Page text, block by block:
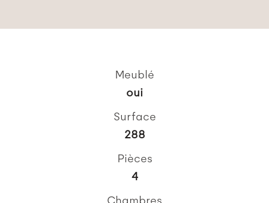
Meublé
oui
Surface
288
Pièces
4
Chambres